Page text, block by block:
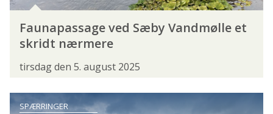
RUDSKALLE RØDING RØDSPÆTTE
SANDART SEJ SEJLFISK
SLETHVARRE SMOLT
Faunapassage ved Sæby Vandmølle et
skridt nærmere
tirsdag den 5. august 2025
SPÆRRINGER